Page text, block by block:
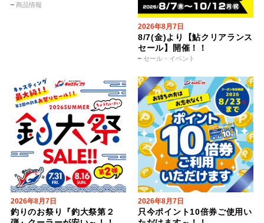
商品情報
2026年8月7日
セール・イベント
8/7(金)より【鮎クリアランス
セール】開催！！
2026年8月7日
釣りのお祭り『釣大祭第２
2026年8月7日
只今ポイント10倍券ご使用い